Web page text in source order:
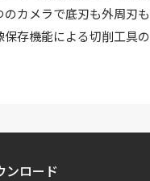
のカメラで底刃も外周刃
保存機能による切削工具
ンロード